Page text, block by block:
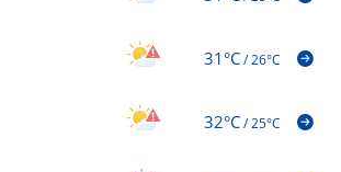
31°C/26°C
32°C/25°C